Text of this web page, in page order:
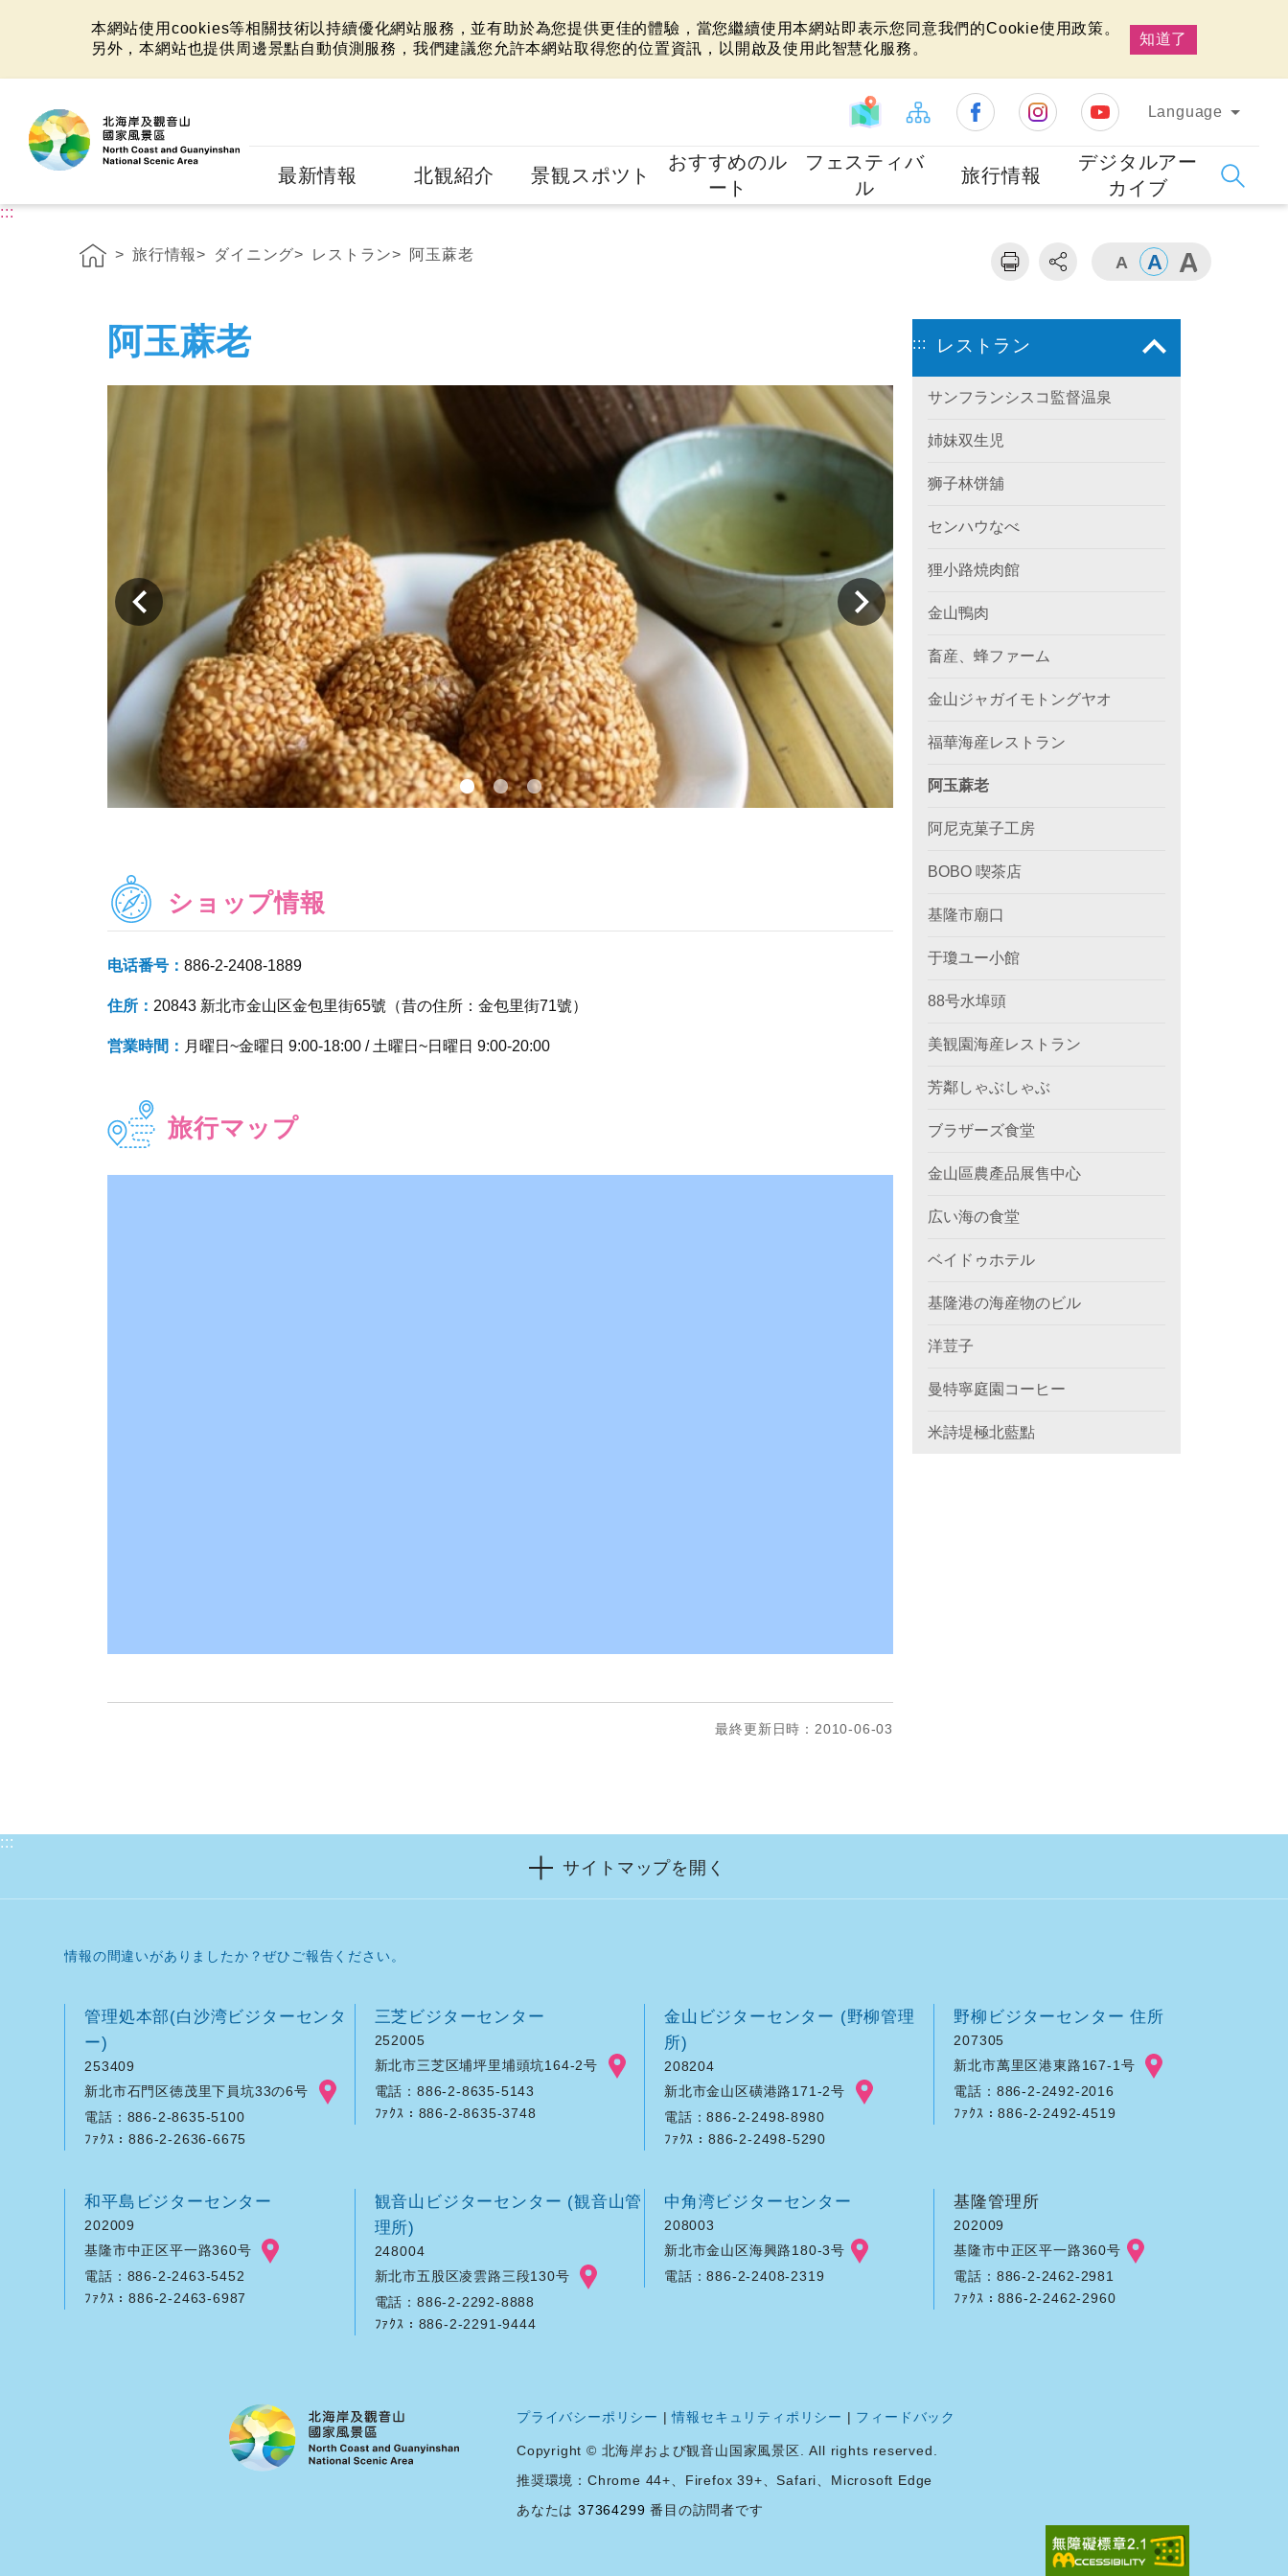
本網站使用cookies等相關技術以持續優化網站服務，並有助於為您提供更佳的體驗，當您繼續使用本網站即表示您同意我們的Cookie使用政策。
另外，本網站也提供周邊景點自動偵測服務，我們建議您允許本網站取得您的位置資訊，以開啟及使用此智慧化服務。
知道了
Language
最新情報 北観紹介 景観スポツト
おすすめのル
ート
フェスティバ
ル
旅行情報
デジタルアー
カイブ
:::
旅行情報 ダイニング レストラン 阿玉蔴老
阿玉蔴老
ショップ情報
电话番号： 886-2-2408-1889
住所： 20843 新北市金山区金包里街65號（昔の住所：金包里街71號）
営業時間： 月曜日~金曜日 9:00-18:00 / 土曜日~日曜日 9:00-20:00
旅行マップ
最終更新日時：2010-06-03
::: レストラン
サンフランシスコ監督温泉
姉妹双生児
狮子林饼舖
センハウなべ
狸小路焼肉館
金山鴨肉
畜産、蜂ファーム
金山ジャガイモトングヤオ
福華海産レストラン
阿玉蔴老
阿尼克菓子工房
BOBO 喫茶店
基隆市廟口
于瓊ユー小館
88号水埠頭
美観園海産レストラン
芳鄰しゃぶしゃぶ
ブラザーズ食堂
金山區農產品展售中心
広い海の食堂
ベイドゥホテル
基隆港の海産物のビル
洋荳子
曼特寧庭園コーヒー
米詩堤極北藍點
:::
サイトマップを開く
情報の間違いがありましたか？ぜひご報告ください。
管理処本部(白沙湾ビジターセンタ
ー)
253409
新北市石門区徳茂里下員坑33の6号
電話：886-2-8635-5100
ﾌｧｸｽ：886-2-2636-6675
三芝ビジターセンター
252005
新北市三芝区埔坪里埔頭坑164-2号
電話：886-2-8635-5143
ﾌｧｸｽ：886-2-8635-3748
金山ビジターセンター (野柳管理
所)
208204
新北市金山区磺港路171-2号
電話：886-2-2498-8980
ﾌｧｸｽ：886-2-2498-5290
野柳ビジターセンター 住所
207305
新北市萬里区港東路167-1号
電話：886-2-2492-2016
ﾌｧｸｽ：886-2-2492-4519
和平島ビジターセンター
202009
基隆市中正区平一路360号
電話：886-2-2463-5452
ﾌｧｸｽ：886-2-2463-6987
観音山ビジターセンター (観音山管
理所)
248004
新北市五股区凌雲路三段130号
電話：886-2-2292-8888
ﾌｧｸｽ：886-2-2291-9444
中角湾ビジターセンター
208003
新北市金山区海興路180-3号
電話：886-2-2408-2319
基隆管理所
202009
基隆市中正区平一路360号
電話：886-2-2462-2981
ﾌｧｸｽ：886-2-2462-2960
プライバシーポリシー |情報セキュリティポリシー | フィードバック
Copyright © 北海岸および観音山国家風景区. All rights reserved.
推奨環境：Chrome 44+、Firefox 39+、Safari、Microsoft Edge
あなたは 37364299 番目の訪問者です